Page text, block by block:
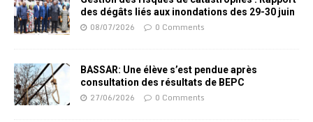
des dégâts liés aux inondations des 29-30 juin
08/07/2026 0 Comments
BASSAR: Une élève s’est pendue après
consultation des résultats de BEPC
27/06/2026 0 Comments